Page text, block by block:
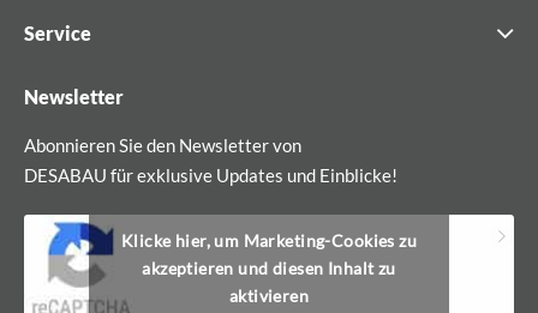
Service
Newsletter
Abonnieren Sie den Newsletter von
DESABAU für exklusive Updates und Einblicke!
Klicke hier, um Marketing-Cookies zu
akzeptieren und diesen Inhalt zu
aktivieren